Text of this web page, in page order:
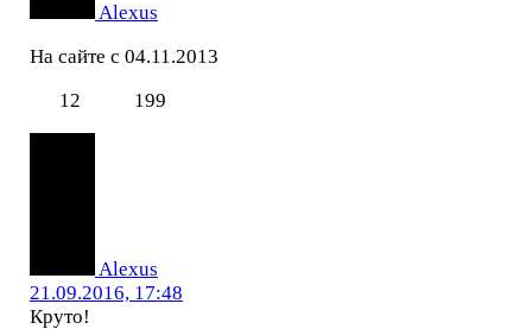
Alexus
На сайте с 04.11.2013
12
199
Alexus
21.09.2016, 17:48
Круто!